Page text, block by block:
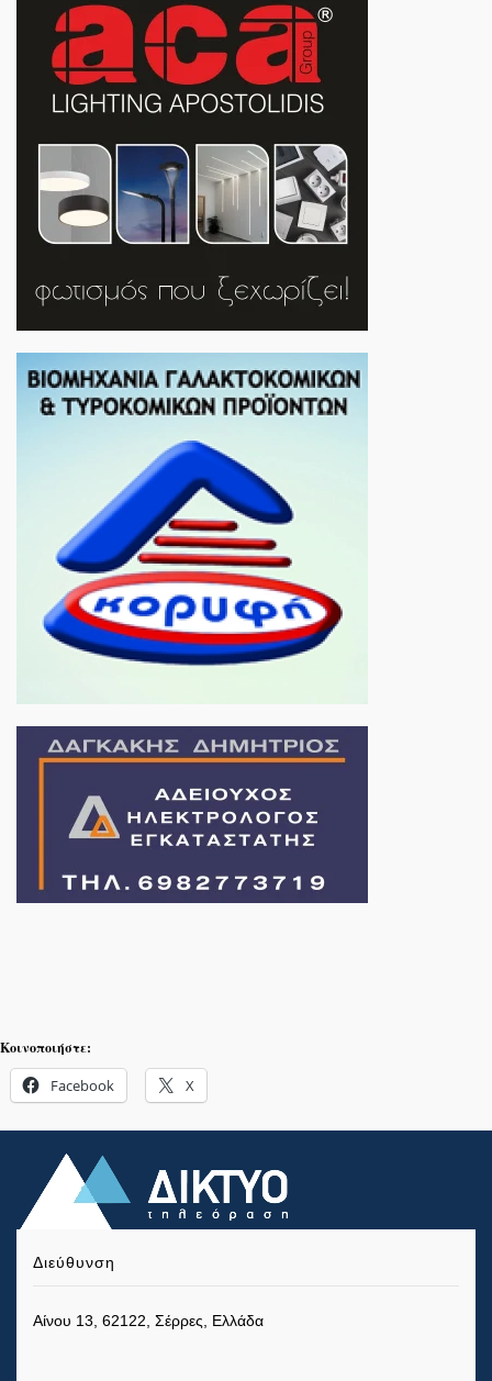
Κοινοποιήστε:
Facebook X
Διεύθυνση
Αίνου 13, 62122, Σέρρες, Ελλάδα